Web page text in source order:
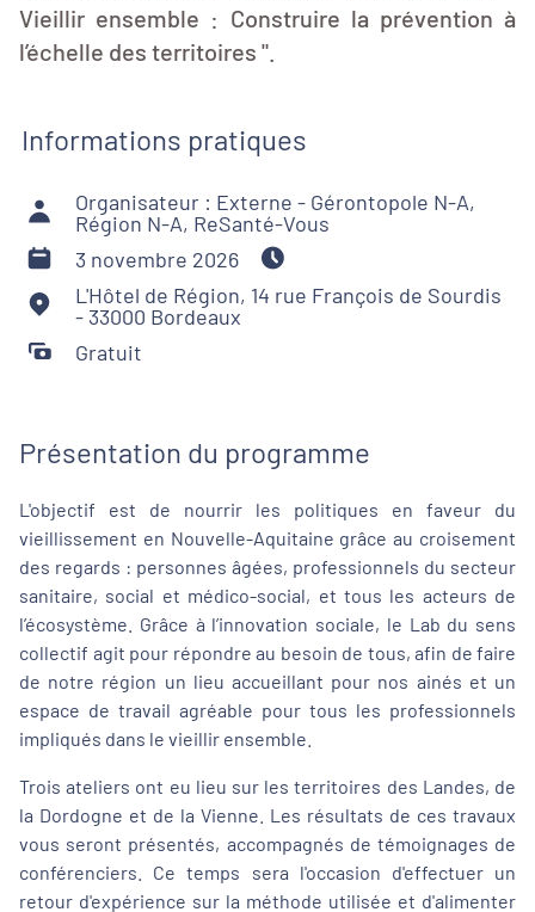
Vieillir ensemble : Construire la prévention à
l’échelle des territoires ".
Informations pratiques
Organisateur : Externe - Gérontopole N-A,
Région N-A, ReSanté-Vous
3 novembre 2026
L'Hôtel de Région, 14 rue François de Sourdis
- 33000 Bordeaux
Gratuit
Présentation du programme
L'objectif est de nourrir les politiques en faveur du
vieillissement en Nouvelle-Aquitaine grâce au croisement
des regards : personnes âgées, professionnels du secteur
sanitaire, social et médico-social, et tous les acteurs de
l’écosystème. Grâce à l’innovation sociale, le Lab du sens
collectif agit pour répondre au besoin de tous, afin de faire
de notre région un lieu accueillant pour nos ainés et un
espace de travail agréable pour tous les professionnels
impliqués dans le vieillir ensemble.
Trois ateliers ont eu lieu sur les territoires des Landes, de
la Dordogne et de la Vienne. Les résultats de ces travaux
vous seront présentés, accompagnés de témoignages de
conférenciers. Ce temps sera l'occasion d'effectuer un
retour d'expérience sur la méthode utilisée et d'alimenter